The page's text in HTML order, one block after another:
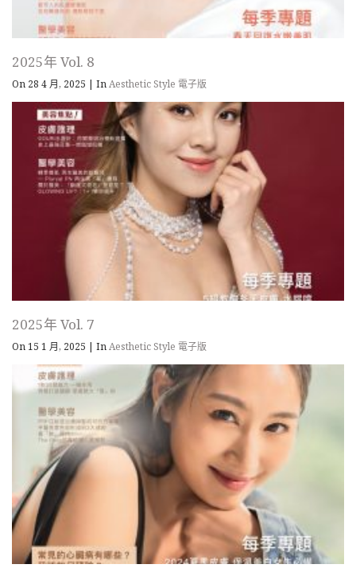
2025年 Vol. 8
On 28 4 月, 2025 | InAesthetic Style 電子版
2025年 Vol. 7
On 15 1 月, 2025 | InAesthetic Style 電子版